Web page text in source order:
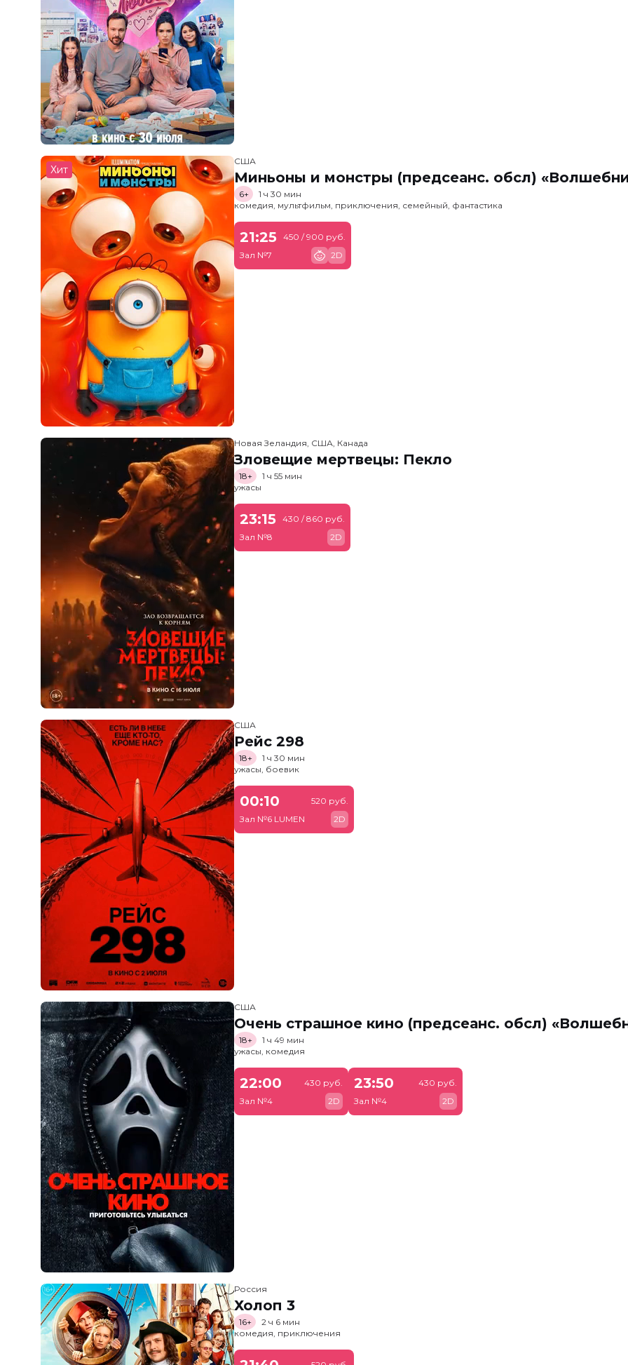
Хит
США
Миньоны и монстры (предсеанс. обсл)
6+
1 ч 30 мин
комедия, мультфильм, приключения, семейный, фантастика
21:25
Зал №7
450 / 900 руб.
2D
Новая Зеландия, США, Канада
Зловещие мертвецы: Пекло
18+
1 ч 55 мин
ужасы
23:15
Зал №8
430 / 860 руб.
2D
США
Рейс 298
18+
1 ч 30 мин
ужасы, боевик
00:10
Зал №6 LUMEN
520 руб.
2D
США
Очень страшное кино (предсеанс. обсл)
18+
1 ч 49 мин
ужасы, комедия
22:00
Зал №4
430 руб.
2D
23:50
Зал №4
430 руб.
2D
Россия
Холоп 3
16+
2 ч 6 мин
комедия, приключения